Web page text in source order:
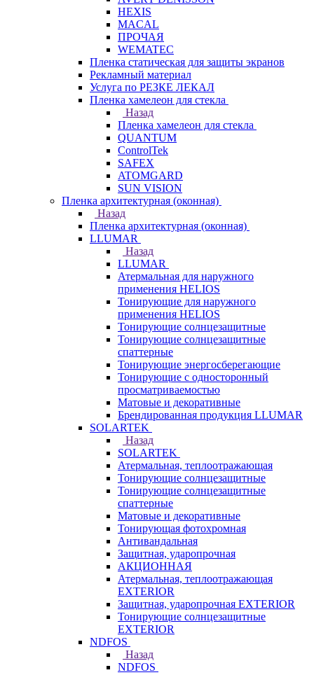
HEXIS
MACAL
ПРОЧАЯ
WEMATEC
Пленка статическая для защиты экранов
Рекламный материал
Услуга по РЕЗКЕ ЛЕКАЛ
Пленка хамелеон для стекла
Назад
Пленка хамелеон для стекла
QUANTUM
ControlTek
SAFEX
ATOMGARD
SUN VISION
Пленка архитектурная (оконная)
Назад
Пленка архитектурная (оконная)
LLUMAR
Назад
LLUMAR
Атермальная для наружного
применения HELIOS
Тонирующие для наружного
применения HELIOS
Тонирующие солнцезащитные
Тонирующие солнцезащитные
спаттерные
Тонирующие энергосберегающие
Тонирующие с односторонный
просматриваемостью
Матовые и декоративные
Брендированная продукция LLUMAR
SOLARTEK
Назад
SOLARTEK
Атермальная, теплоотражающая
Тонирующие солнцезащитные
Тонирующие солнцезащитные
спаттерные
Матовые и декоративные
Тонирующая фотохромная
Антивандальная
Защитная, ударопрочная
АКЦИОННАЯ
Атермальная, теплоотражающая
EXTERIOR
Защитная, ударопрочная EXTERIOR
Тонирующие солнцезащитные
EXTERIOR
NDFOS
Назад
NDFOS